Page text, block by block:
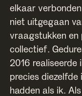
elkaar
niet uitgegaan
vraagstukken en
collectief.
2016 realiseerde
precies diezelfde
hadden als ik.